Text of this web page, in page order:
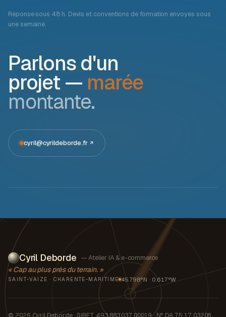
Réponse sous 48 h. Devis et conventions de formation envoyés sous
une semaine.
Parlons d'un
projet — marée
montante.
cyril@cyrildeborde.fr
Cyril Deborde — Atelier IA & e-commerce
« Cap au plus près du terrain. »
SAINT-VAIZE · CHARENTE-MARITIME 45.798°N · 0.617°W
© 2026 Cyril Deborde · SIRET 493 883 037 00019 · N° DA 75 17 03208